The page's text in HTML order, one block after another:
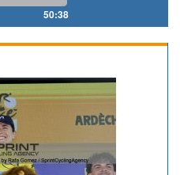
50:38